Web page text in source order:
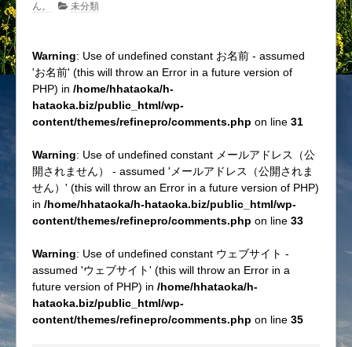
ん。
未分類
Warning: Use of undefined constant お名前 - assumed
'お名前' (this will throw an Error in a future version of
PHP) in /home/hhataoka/h-
hataoka.biz/public_html/wp-
content/themes/refinepro/comments.php on line 31
Warning: Use of undefined constant メールアドレス（公
開されません） - assumed 'メールアドレス（公開されま
せん）' (this will throw an Error in a future version of PHP)
in /home/hhataoka/h-hataoka.biz/public_html/wp-
content/themes/refinepro/comments.php on line 33
Warning: Use of undefined constant ウェブサイト -
assumed 'ウェブサイト' (this will throw an Error in a
future version of PHP) in /home/hhataoka/h-
hataoka.biz/public_html/wp-
content/themes/refinepro/comments.php on line 35